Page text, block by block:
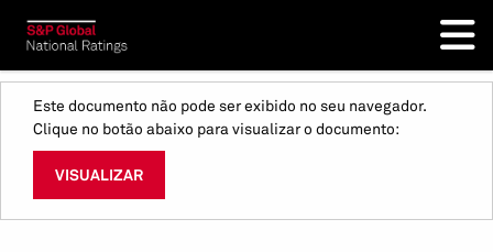
Este documento não pode ser exibido no seu navegador.
Clique no botão abaixo para visualizar o documento:
VISUALIZAR